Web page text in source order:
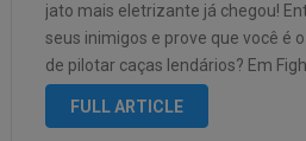
jato mais eletrizante já chegou!
seus inimigos e prove que você é
de pilotar caças lendários? Em
Warzone você encontrará mapas
FULL ARTICLE